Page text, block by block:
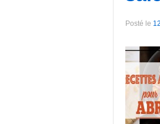
Posté le